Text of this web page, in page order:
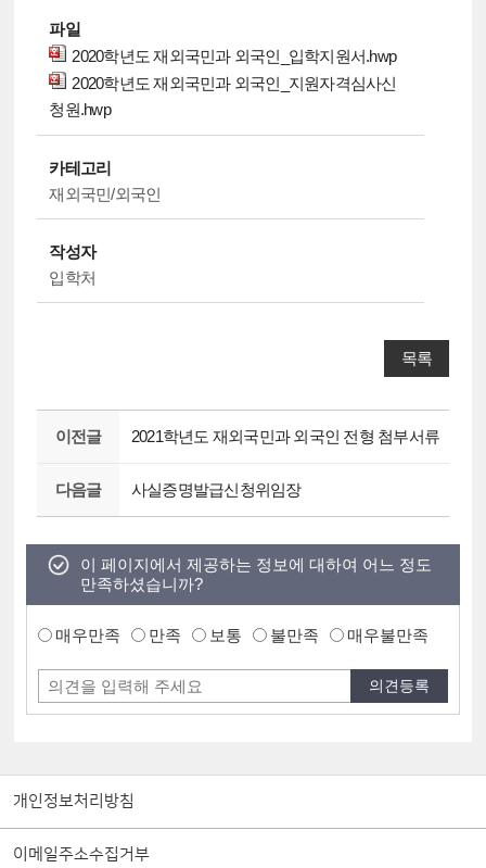
파일
2020학년도 재외국민과 외국인_입학지원서.hwp
2020학년도 재외국민과 외국인_지원자격심사신
청원.hwp
카테고리
재외국민/외국인
작성자
입학처
목록
이전글 2021학년도 재외국민과 외국인 전형 첨부서류
다음글 사실증명발급신청위임장
이 페이지에서 제공하는 정보에 대하여 어느 정도
만족하셨습니까?
매우만족 만족 보통 불만족 매우불만족
개인정보처리방침
이메일주소수집거부